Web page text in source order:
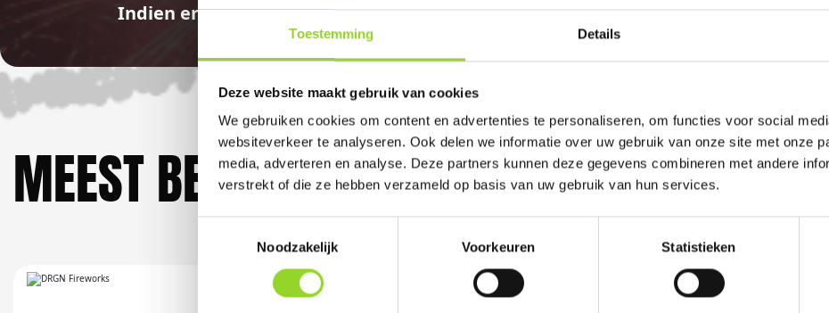
Toestemming Details
Deze website maakt gebruik van cookies
We gebruiken cookies om content en advertenties te personaliseren, om functies voor social
websiteverkeer te analyseren. Ook delen we informatie over uw gebruik van onze site met onze
media, adverteren en analyse. Deze partners kunnen deze gegevens combineren met andere
verstrekt of die ze hebben verzameld op basis van uw gebruik van hun services.
Noodzakelijk
Voorkeuren Statistieken
Indien er in 2026 weer een landelijk vuurwerkverbod is, storten wij de
MEEST BEKEKEN DOOR ANDERE